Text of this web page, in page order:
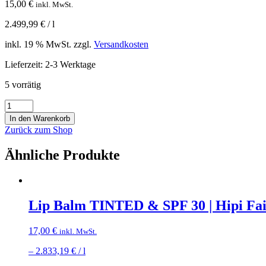
15,00 € inkl. MwSt.
2.499,99 € /l
inkl. 19 % MwSt. zzgl. Versandkosten
Lieferzeit: 2-3 Werktage
5 vorrätig
Lip
Balm
Coconut
&
Bisabolol
|
Faible
In den Warenkorb
Zurück zum Shop
Ähnliche Produkte
Lip Balm TINTED & SPF 30 | Hipi
17,00 € inkl. MwSt.
– 2.833,19 € /l